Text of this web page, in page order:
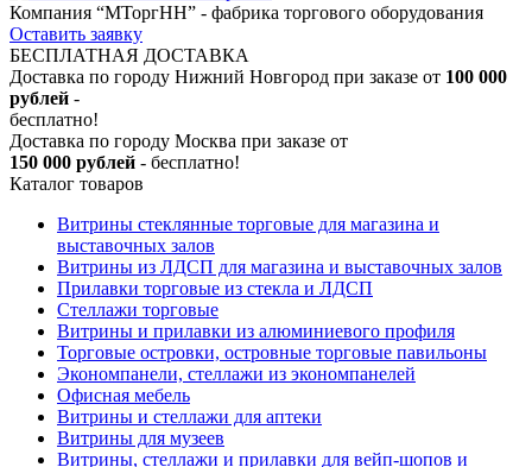
Компания “МТоргНН” - фабрика торгового оборудования
Оставить заявку
БЕСПЛАТНАЯ ДОСТАВКА
Доставка по городу Нижний Новгород при заказе от 100 000
рублей -
бесплатно!
Доставка по городу Москва при заказе от
150 000 рублей - бесплатно!
Каталог товаров
Витрины стеклянные торговые для магазина и
выставочных залов
Витрины из ЛДСП для магазина и выставочных залов
Прилавки торговые из стекла и ЛДСП
Стеллажи торговые
Витрины и прилавки из алюминиевого профиля
Торговые островки, островные торговые павильоны
Экономпанели, стеллажи из экономпанелей
Офисная мебель
Витрины и стеллажи для аптеки
Витрины для музеев
Витрины, стеллажи и прилавки для вейп-шопов и